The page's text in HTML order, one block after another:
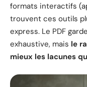
formats interactifs
trouvent ces outils
express. Le PDF
exhaustive, mais le
mieux les lacunes